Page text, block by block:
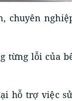
chuyên
từng lỗi của
hỗ trợ việc